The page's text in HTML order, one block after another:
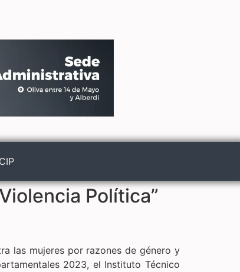
Política”
las mujeres por razones de género y
2023, el Instituto Técnico